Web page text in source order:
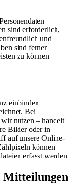
sind erforderlich,
und
sind ferner
zu können –
einbinden.
Bei
nutzen – handelt
Bilder oder in
auf unsere Online-
können
erfasst werden.
Mit­teilungen